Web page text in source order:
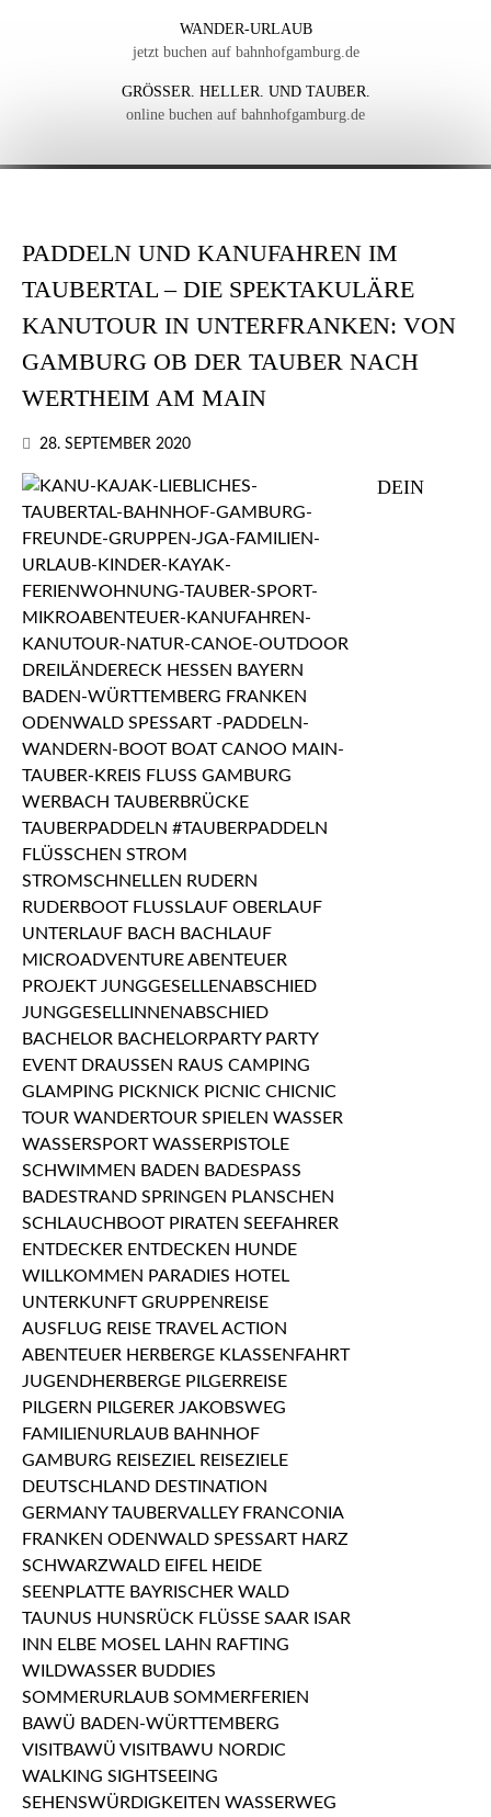
WANDER-URLAUB
jetzt buchen auf bahnhofgamburg.de
GRÖSSER. HELLER. UND TAUBER.
online buchen auf bahnhofgamburg.de
PADDELN UND KANUFAHREN IM
TAUBERTAL – DIE SPEKTAKULÄRE
KANUTOUR IN UNTERFRANKEN: VON
GAMBURG OB DER TAUBER NACH
WERTHEIM AM MAIN
28. SEPTEMBER 2020
DEIN